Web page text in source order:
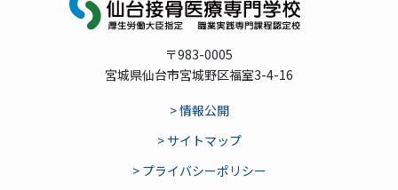
〒983-0005
宮城県仙台市宮城野区福室3-4-16
> 情報公開
> サイトマップ
> プライバシーポリシー